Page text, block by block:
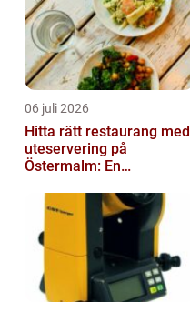
06 juli 2026
Hitta rätt restaurang med
uteservering på
Östermalm: En
i solen